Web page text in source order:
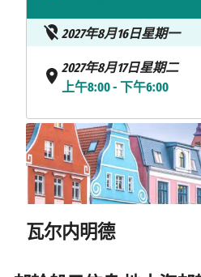
2027年8月16日星期一
2027年8月17日星期二
上午8:00 - 下午6:00
2027年8月18日星期三
上午9:00 - 下午8:00
2027年8月19日星期四
下午1:00 - 下午9:00
上午8:00 - 下午4:00
瓦尔内明德